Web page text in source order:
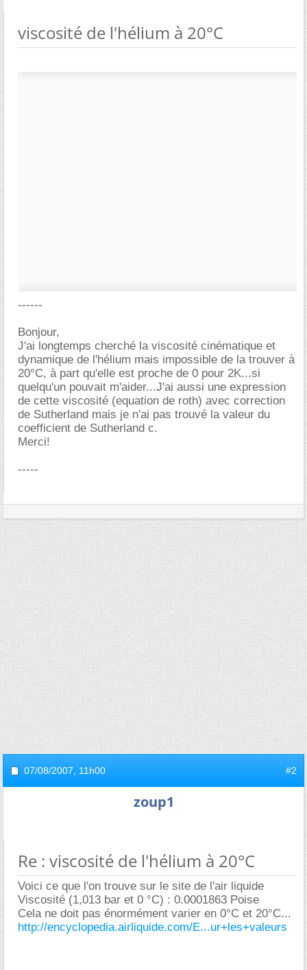
viscosité de l'hélium à 20°C
------
Bonjour,
J'ai longtemps cherché la viscosité cinématique et
dynamique de l'hélium mais impossible de la trouver à
20°C, à part qu'elle est proche de 0 pour 2K...si
quelqu'un pouvait m'aider...J'ai aussi une expression
de cette viscosité (equation de roth) avec correction
de Sutherland mais je n'ai pas trouvé la valeur du
coefficient de Sutherland c.
Merci!
-----
07/08/2007, 11h00 #2
zoup1
Re : viscosité de l'hélium à 20°C
Voici ce que l'on trouve sur le site de l'air liquide
Viscosité (1,013 bar et 0 °C) : 0.0001863 Poise
Cela ne doit pas énormément varier en 0°C et 20°C...
http://encyclopedia.airliquide.com/E...ur+les+valeurs